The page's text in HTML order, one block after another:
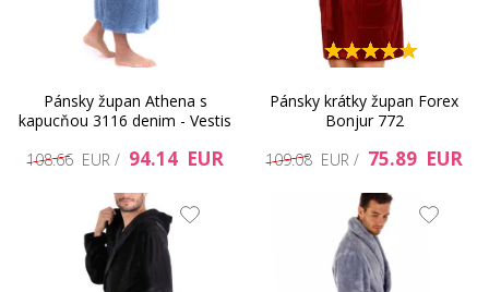
Pánsky župan Athena s
kapucňou 3116 denim - Vestis
108.66 EUR / 94.14 EUR
Pánsky krátky župan Forex
Bonjur 772
109.08 EUR / 75.89 EUR